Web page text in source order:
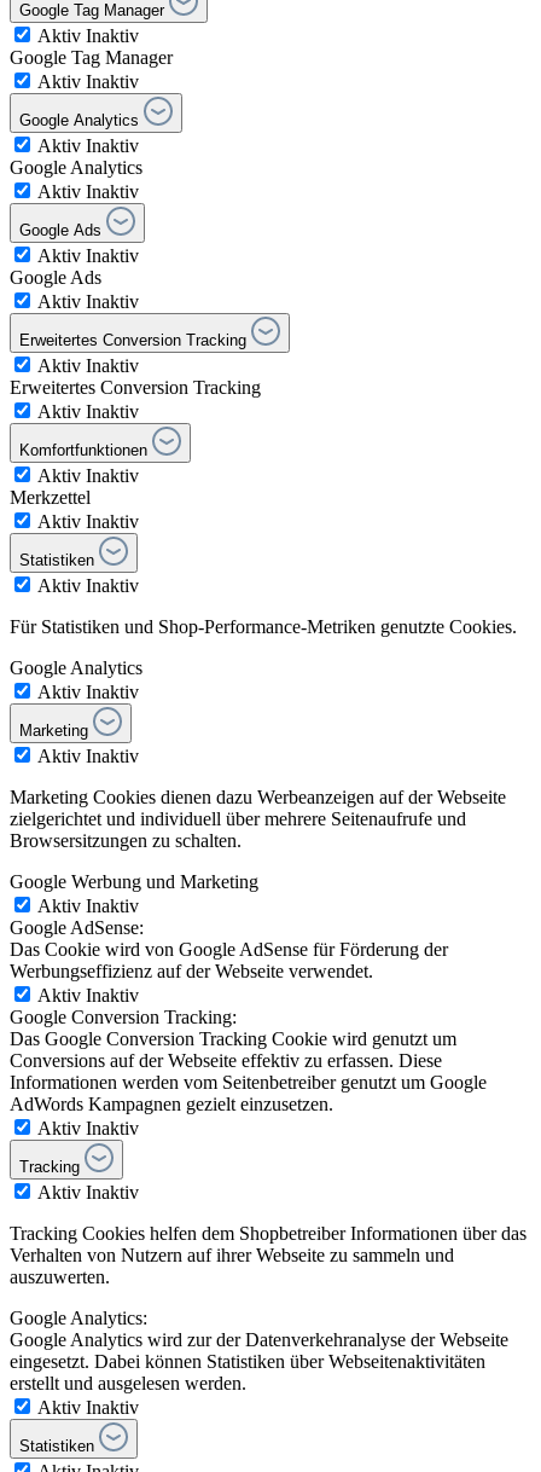
Google Tag Manager
Aktiv Inaktiv
Google Tag Manager
Aktiv Inaktiv
Google Analytics
Aktiv Inaktiv
Google Analytics
Aktiv Inaktiv
Google Ads
Aktiv Inaktiv
Google Ads
Aktiv Inaktiv
Erweitertes Conversion Tracking
Aktiv Inaktiv
Erweitertes Conversion Tracking
Aktiv Inaktiv
Komfortfunktionen
Aktiv Inaktiv
Merkzettel
Aktiv Inaktiv
Statistiken
Aktiv Inaktiv
Für Statistiken und Shop-Performance-Metriken genutzte Cookies.
Google Analytics
Aktiv Inaktiv
Marketing
Aktiv Inaktiv
Marketing Cookies dienen dazu Werbeanzeigen auf der Webseite
zielgerichtet und individuell über mehrere Seitenaufrufe und
Browsersitzungen zu schalten.
Google Werbung und Marketing
Aktiv Inaktiv
Google AdSense:
Das Cookie wird von Google AdSense für Förderung der
Werbungseffizienz auf der Webseite verwendet.
Aktiv Inaktiv
Google Conversion Tracking:
Das Google Conversion Tracking Cookie wird genutzt um
Conversions auf der Webseite effektiv zu erfassen. Diese
Informationen werden vom Seitenbetreiber genutzt um Google
AdWords Kampagnen gezielt einzusetzen.
Aktiv Inaktiv
Tracking
Aktiv Inaktiv
Tracking Cookies helfen dem Shopbetreiber Informationen über das
Verhalten von Nutzern auf ihrer Webseite zu sammeln und
auszuwerten.
Google Analytics:
Google Analytics wird zur der Datenverkehranalyse der Webseite
eingesetzt. Dabei können Statistiken über Webseitenaktivitäten
erstellt und ausgelesen werden.
Aktiv Inaktiv
Statistiken